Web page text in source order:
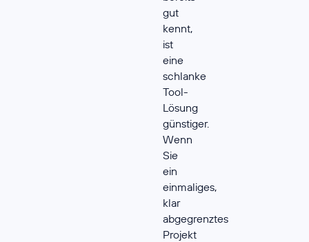
gut
kennt,
ist
eine
schlanke
Tool-
Lösung
günstiger.
Wenn
Sie
ein
einmaliges,
klar
abgegrenztes
Projekt